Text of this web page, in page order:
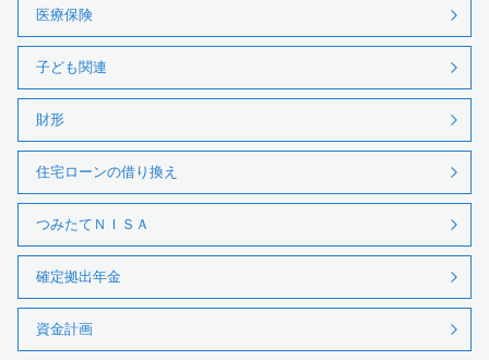
医療保険
子ども関連
財形
住宅ローンの借り換え
つみたてＮＩＳＡ
確定拠出年金
資金計画